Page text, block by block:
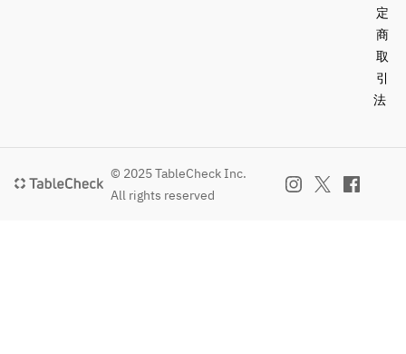
定
商
取
引
法
© 2025 TableCheck Inc.
All rights reserved